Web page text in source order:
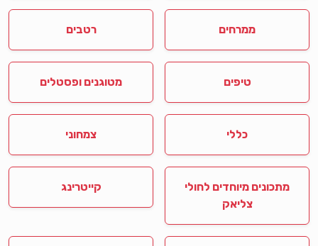
ממרחים רטבים
טיפים מטוגנים ופסטלים
כללי צמחוני
מתכונים מיוחדים לחולי
צליאק
קייטרינג